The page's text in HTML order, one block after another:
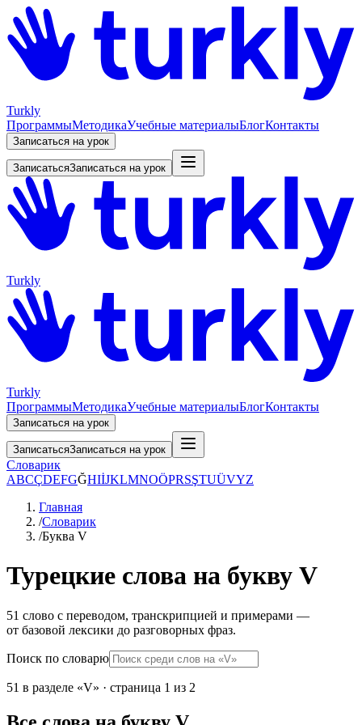
Turkly
ПрограммыМетодикаУчебные материалыБлогКонтакты
Записаться на урок
ЗаписатьсяЗаписаться на урок
Turkly
Turkly
ПрограммыМетодикаУчебные материалыБлогКонтакты
Записаться на урок
ЗаписатьсяЗаписаться на урок
Словарик
ABCÇDEFGĞHIİJKLMNOÖPRSŞTUÜVYZ
Главная
/Словарик
/Буква V
Турецкие слова на букву V
51 слово с переводом, транскрипцией и примерами —
от базовой лексики до разговорных фраз.
Поиск по словарю
51 в разделе «V» · страница 1 из 2